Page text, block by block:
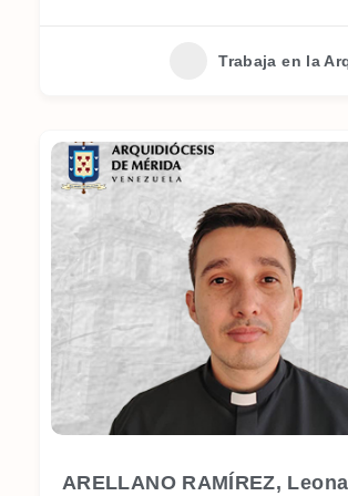
Trabaja en la
ARELLANO RAMÍREZ,